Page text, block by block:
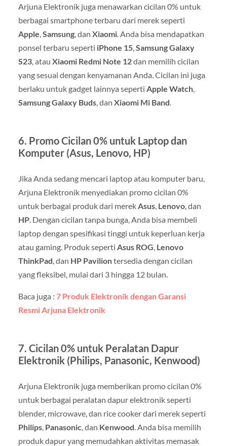
Arjuna Elektronik juga menawarkan cicilan 0% untuk
berbagai smartphone terbaru dari merek seperti
Apple Samsung, dan Xiaomi. Anda bisa mendapatkan
ponsel terbaru seperti iPhone 15, Samsung Galaxy
S23, atau Xiaomi Redmi Note 12dan memilih cicilan
yang sesuai dengan kenyamanan Anda. Cicilan ini juga
berlaku untuk gadget lainnya seperti Apple Watch,
Samsung Galaxy Buds, dan Xiaomi Mi Band
6. Promo Cicilan 0% untuk Laptop dan
Komputer (Asus, Lenovo, HP)
Jika Anda sedang mencari laptop atau komputer baru,
Arjuna Elektronik menyediakan promo cicilan 0%
untuk berbagai produk dari merek Asus, Lenovo, dan
HP. Dengan cicilan tanpa bunga, Anda bisa membeli
laptop dengan spesifikasi tinggi untuk keperluan kerja
atau gaming. Produk seperti Asus ROG Lenovo
ThinkPad , dan HP Paviliontersedia dengan cicilan
yang fleksibel, mulai dari 3 hingga 12 bulan.
Baca juga : 7 Produk Elektronik dengan Garansi
Resmi Arjuna Elektronik
7. Cicilan 0% untuk Peralatan Dapur
Elektronik (Philips, Panasonic, Kenwood)
Arjuna Elektronik juga memberikan promo cicilan 0%
untuk berbagai peralatan dapur elektronik seperti
blender, microwave, dan rice cooker dari merek seperti
Philips, Panasonic , dan Kenwood . Anda bisa memilih
produk dapur yang memudahkan aktivitas memasak